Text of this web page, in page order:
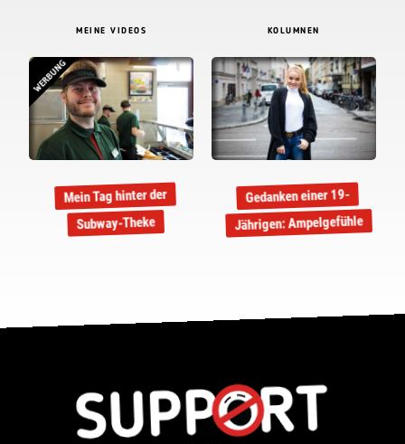
MEINE VIDEOS
WERBUNG
Mein Tag hinter der
Subway-Theke
KOLUMNEN
Gedanken einer 19-
Jährigen: Ampelgefühle